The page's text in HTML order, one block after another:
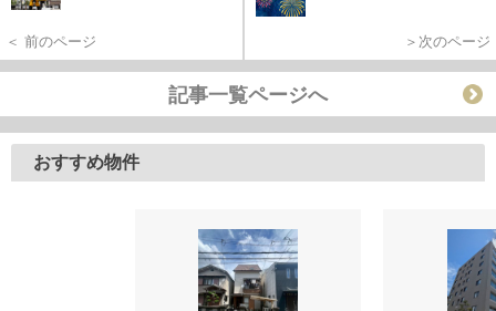
＜ 前のページ ＞次のページ
記事一覧ページへ
おすすめ物件